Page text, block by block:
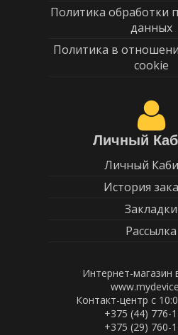
Политика обработки
данных
Политика в
cookie
Личный
Личный
История
Закладки
Рассылка
Интернет-магазин
Контакт-центр с
+375 (44) 776-
+375 (29) 760-